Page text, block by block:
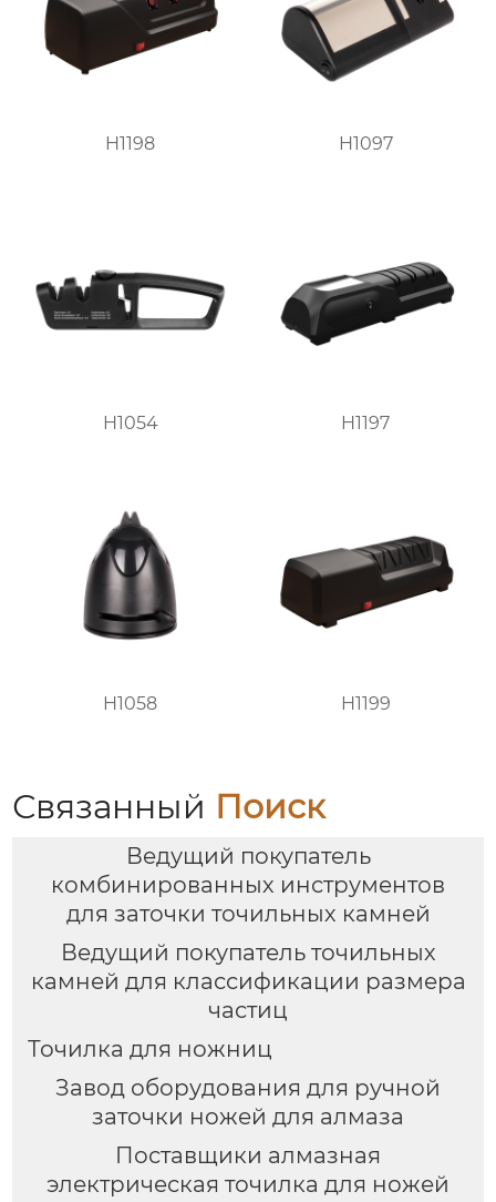
H1198 H1097
H1054 H1197
H1058 H1199
Связанный Поиск
Ведущий покупатель
комбинированных инструментов
для заточки точильных камней
Ведущий покупатель точильных
камней для классификации размера
частиц
Точилка для ножниц
Завод оборудования для ручной
заточки ножей для алмаза
Поставщики алмазная
электрическая точилка для ножей